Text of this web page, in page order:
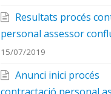
Resultats procés
personal assessor
15/07/2019
Anunci inici procés